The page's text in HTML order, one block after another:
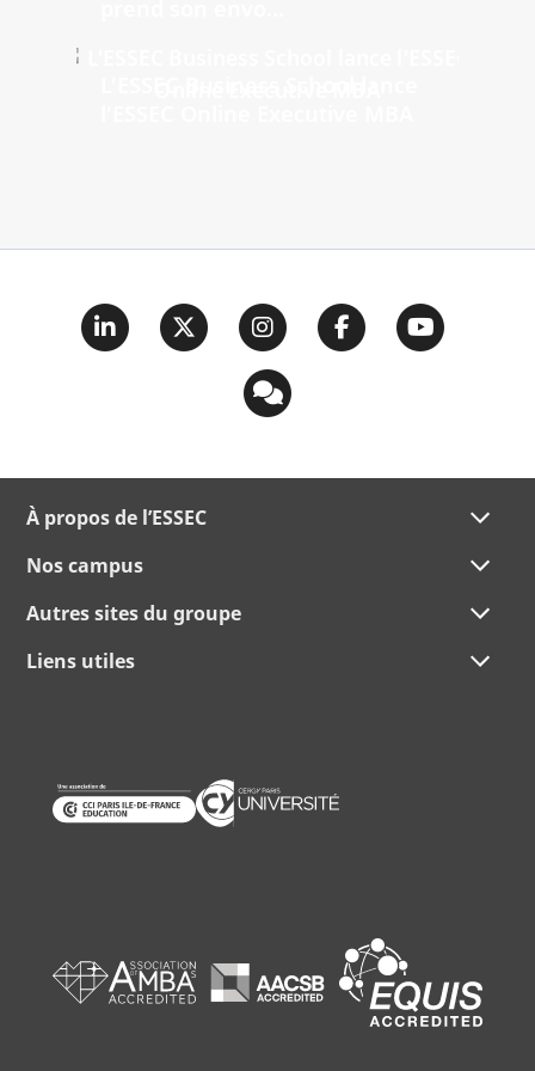
À propos de l’ESSEC
Nos campus
Autres sites du groupe
Liens utiles